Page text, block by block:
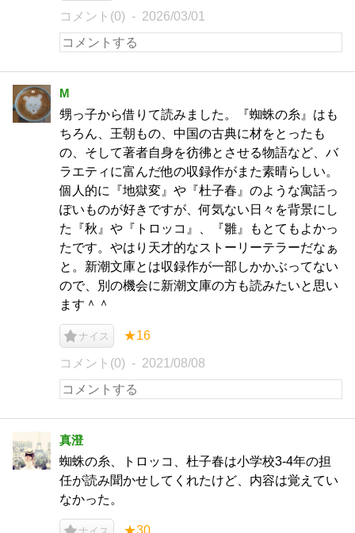
コメント(0) 2026/03/01
M
甥っ子から借りて読みました。『蜘蛛の糸』はも
ちろん、王朝もの、中国の古典に材をとったも
の、そして著者自身を彷彿とさせる物語など、バ
ラエティに富んだ他の収録作がまた素晴らしい。
個人的に『地獄変』や『杜子春』のような寓話っ
ぽいものが好きですが、何気ない日々を背景にし
た『秋』や『トロッコ』、『雛』もとてもよかっ
たです。やはり天才的なストーリーテラーだなぁ
と。新潮文庫とは収録作が一部しかかぶってない
ので、別の機会に新潮文庫の方も読みたいと思い
ます＾＾
ナイス ★16
コメント(0) 2021/08/08
真澄
蜘蛛の糸、トロッコ、杜子春は小学校3-4年の担
任が読み聞かせしてくれたけど、内容は覚えてい
なかった。
★30